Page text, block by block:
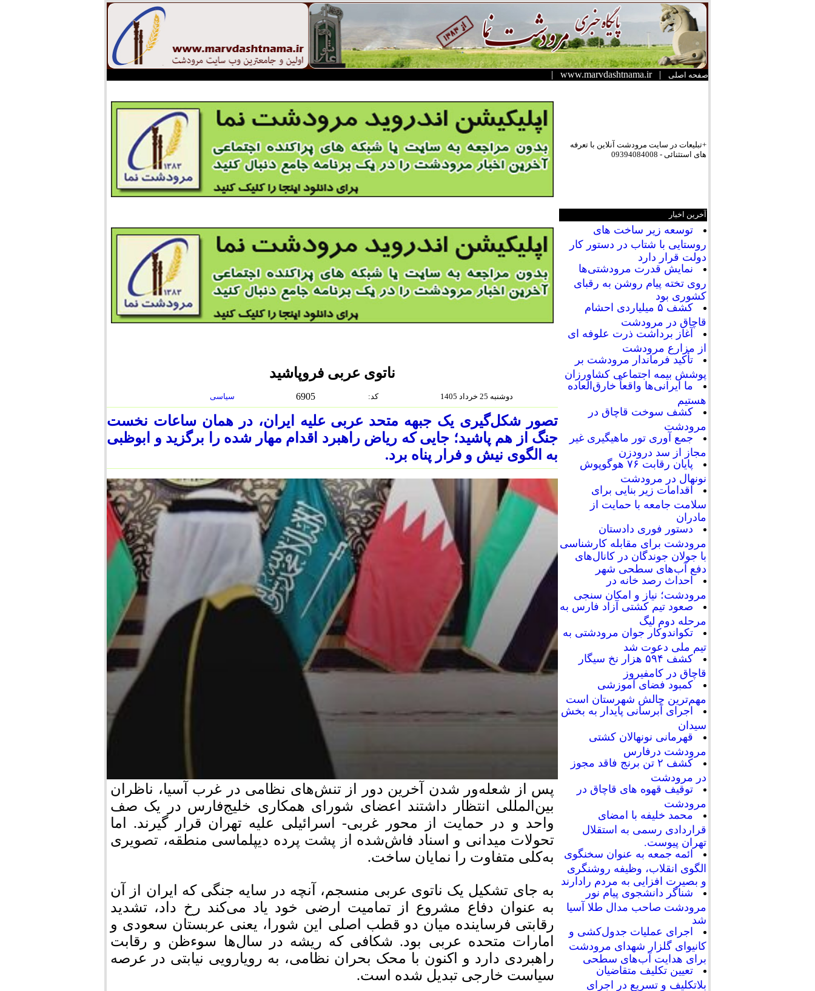
صفحه اصلی |
www.marvdashtnama.ir
|
+تبلیعات در سایت مرودشت آنلاین با تعرفه
های استثنائی - 09394084008
آخرین اخبار
توسعه زیر ساخت های
روستایی با شتاب در دستور کار
دولت قرار دارد
نمایش قدرت مرودشتی‌ها
روی تخته پیام روشن به رقبای
کشوری بود
کشف ۵ میلیاردی احشام
قاچاق در مرودشت
آغاز برداشت ذرت علوفه ای
از مزارع مرودشت
تأکید فرماندار مرودشت بر
پوشش بیمه اجتماعی کشاورزان
ما ایرانی‌ها واقعاً خارق‌العاده
هستیم
کشف سوخت قاچاق در
مرودشت
جمع آوری تور ماهیگیری غیر
مجاز از سد درودزن
پایان رقابت‌ ۷۶ هوگوپوش
نونهال در مرودشت
اقدامات زیر بنایی برای
سلامت جامعه با حمایت از
مادران
دستور فوری دادستان
مرودشت برای مقابله کارشناسی
با جولان جوندگان در کانال‌های
دفع آب‌های سطحی شهر
احداث رصد خانه در
مرودشت؛ نیاز و امکان سنجی
صعود تیم کشتی آزاد فارس به
مرحله دوم لیگ
تکواندوکار جوان مرودشتی به
تیم ملی دعوت شد
کشف ۵۹۴ هزار نخ سیگار
قاچاق در کامفیروز
کمبود فضای آموزشی
مهم‌ترین چالش شهرستان است
اجرای آبرسانی پایدار به بخش
سیدان
قهرمانی نونهالان کشتی
مرودشت درفارس
کشف ۲ تن برنج فاقد مجوز
در مرودشت
توقیف قهوه های قاچاق در
مرودشت
محمد خلیفه با امضای
قراردادی رسمی به استقلال
تهران پیوست.
ائمه جمعه به عنوان سخنگوی
الگوی انقلاب، وظیفه روشنگری
و بصیرت افزایی به مردم رادارند
شناگر دانشجوی پیام نور
مرودشت صاحب مدال طلا آسیا
شد
اجرای عملیات جدول‌کشی و
کانیوای گلزار شهدای مرودشت
برای هدایت آب‌های سطحی
تعیین تکلیف متقاضیان
بلاتکلیف و تسریع در اجرای
ناتوی عربی فروپاشید
6905 :كد دوشنبه 25 خرداد 1405
تصور شکل‌گیری یک جبهه متحد عربی علیه ایران، در همان ساعات نخست
جنگ از هم پاشید؛ جایی که ریاض راهبرد اقدام مهار شده را برگزید و ابوظبی
به الگوی نیش و فرار پناه برد.
پس از شعله‌ور شدن آخرین دور از تنش‌های نظامی در غرب آسیا، ناظران
بین‌المللی انتظار داشتند اعضای شورای همکاری خلیج‌فارس در یک صف
واحد و در حمایت از محور غربی- اسرائیلی علیه تهران قرار گیرند. اما
تحولات میدانی و اسناد فاش‌شده از پشت پرده دیپلماسی منطقه، تصویری
به‌کلی متفاوت را نمایان ساخت.
به جای تشکیل یک ناتوی عربی منسجم، آنچه در سایه جنگی که ایران از آن
به عنوان دفاع مشروع از تمامیت ارضی خود یاد می‌کند رخ داد، تشدید
رقابتی فرساینده میان دو قطب اصلی این شورا، یعنی عربستان سعودی و
امارات متحده عربی بود. شکافی که ریشه در سال‌ها سوءظن و رقابت
راهبردی دارد و اکنون با محک بحران نظامی، به رویارویی نیابتی در عرصه
سیاست خارجی تبدیل شده است.